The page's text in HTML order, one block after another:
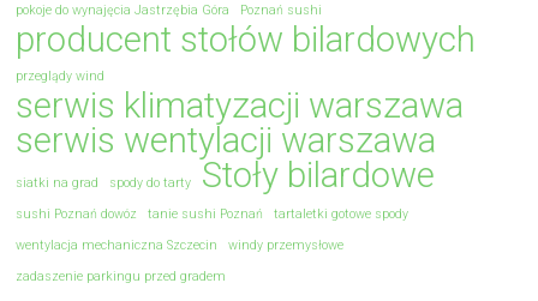
pokoje do wynajęcia Jastrzębia Góra Poznań sushi
producent stołów bilardowych
przeglądy wind
serwis klimatyzacji warszawa
serwis wentylacji warszawa
siatki na grad spody do tarty Stoły bilardowe
sushi Poznań dowóz tanie sushi Poznań
tartaletki gotowe spody
wentylacja mechaniczna Szczecin
windy przemysłowe
zadaszenie parkingu przed gradem